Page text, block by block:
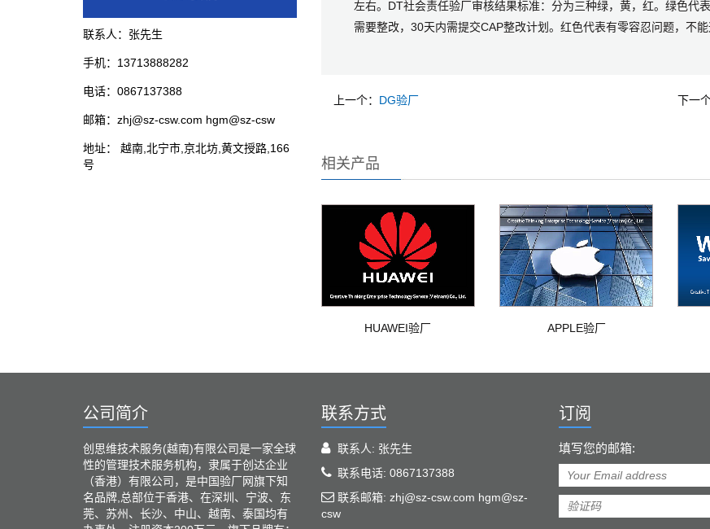
左右。DT社会责任验厂审核结果标准：分为三种绿，黄，红。绿色代
需要整改，30天内需提交CAP整改计划。红色代表有零容忍问题，不能
上一个： DG验厂 下一个
相关产品
HUAWEI验厂 APPLE验厂
联系人：张先生
手机：13713888282
电话：0867137388
邮箱：zhj@sz-csw.com hgm@sz-csw
地址： 越南,北宁市,京北坊,黄文授路,166
号
公司简介
创思维技术服务(越南)有限公司是一家全球
性的管理技术服务机构，隶属于创达企业
（香港）有限公司，是中国验厂网旗下知
名品牌,总部位于香港、在深圳、宁波、东
莞、苏州、长沙、中山、越南、泰国均有
联系方式
联系人: 张先生
联系电话: 0867137388
联系邮箱: zhj@sz-csw.com hgm@sz-
csw
订阅
填写您的邮箱: